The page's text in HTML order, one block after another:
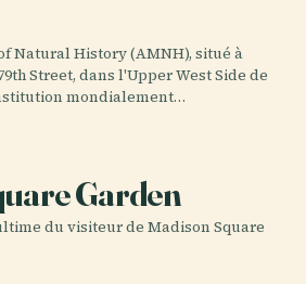
Natural History (AMNH), situé à
Street, dans l'Upper West Side de
mondialement…
Garden
du visiteur de Madison Square